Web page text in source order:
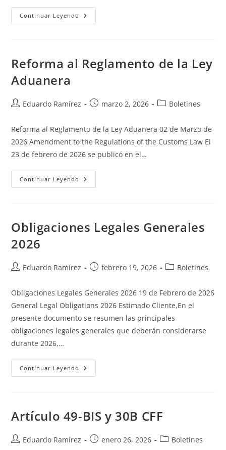
Continuar Leyendo
Reforma al Reglamento de la Ley
Aduanera
Eduardo Ramírez marzo 2, 2026 Boletines
Reforma al Reglamento de la Ley Aduanera 02 de Marzo de
2026 Amendment to the Regulations of the Customs Law El
23 de febrero de 2026 se publicó en el…
Continuar Leyendo
Obligaciones Legales Generales
2026
Eduardo Ramírez febrero 19, 2026 Boletines
Obligaciones Legales Generales 2026 19 de Febrero de 2026
General Legal Obligations 2026 Estimado Cliente,En el
presente documento se resumen las principales
obligaciones legales generales que deberán considerarse
durante 2026,…
Continuar Leyendo
Artículo 49-BIS y 30B CFF
Eduardo Ramírez enero 26, 2026 Boletines